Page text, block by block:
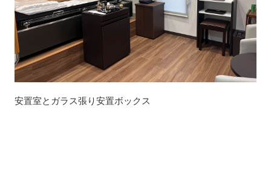
安置室とガラス張り安置ボックス